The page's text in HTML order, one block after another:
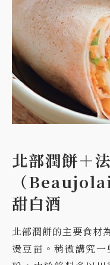
北部潤餅＋
（
甜白酒
北部潤餅的主要食材
燙豆苗。稍微講究